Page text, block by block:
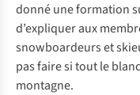
donné une formation
d’expliquer aux
snowboardeurs et
pas faire si tout le
montagne.